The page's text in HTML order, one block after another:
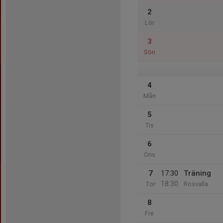
2
Lör
3
Sön
4
Mån
5
Tis
6
Ons
7
Tor
17:30
18:30
Träning
Rosvalla
8
Fre